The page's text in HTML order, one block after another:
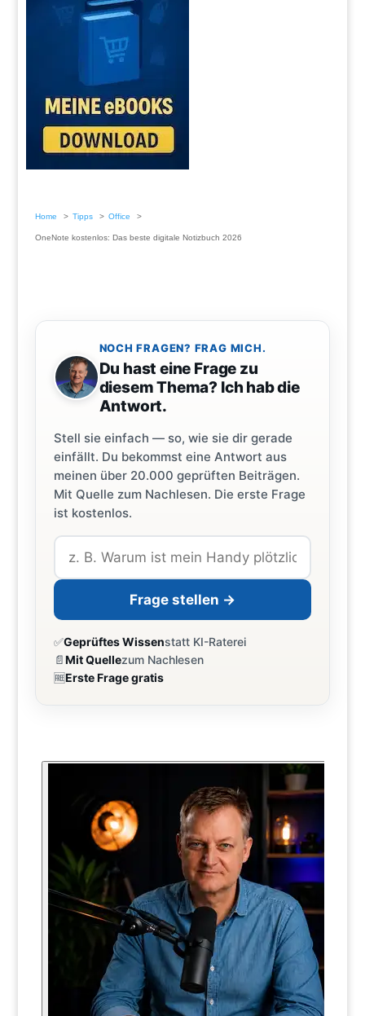
Home Tipps Office
OneNote kostenlos: Das beste digitale Notizbuch 2026
NOCH FRAGEN? FRAG MICH.
Du hast eine Frage zu
diesem Thema? Ich hab die
Antwort.
Stell sie einfach — so, wie sie dir gerade
einfällt. Du bekommst eine Antwort aus
meinen über 20.000 geprüften Beiträgen.
Mit Quelle zum Nachlesen. Die erste Frage
ist kostenlos.
Frage stellen →
✅Geprüftes Wissenstatt KI-Raterei
📄Mit Quellezum Nachlesen
🆓Erste Frage gratis